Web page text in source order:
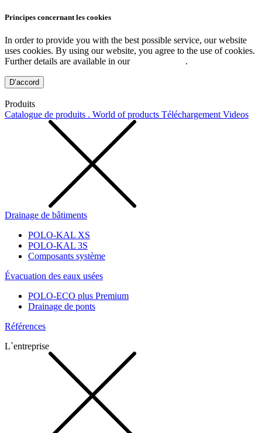
Principes concernant les cookies
In order to provide you with the best possible service, our website
uses cookies. By using our website, you agree to the use of cookies.
Further details are available in our
.
D’accord
Produits
Catalogue de produits . World of products Téléchargement Videos
Drainage de bâtiments
POLO-KAL XS
POLO-KAL 3S
Composants système
Évacuation des eaux usées
POLO-ECO plus Premium
Drainage de ponts
Références
L`entreprise